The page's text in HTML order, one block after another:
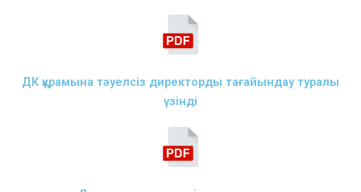
ДК құрамына тәуелсіз директорды тағайындау туралы
үзінді